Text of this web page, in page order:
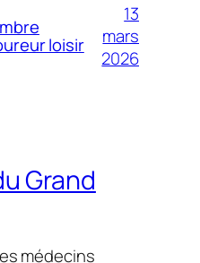
loisir
13
mars
2026
Grand
médecins